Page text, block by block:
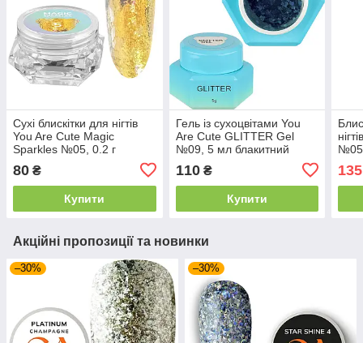
Сухі блискітки для нігтів
You Are Cute Magic
Sparkles №05, 0.2 г
80 ₴
Купити
Гель із сухоцвітами You
Are Cute GLITTER Gel
№09, 5 мл блакитний
110₴
Купити
135
Акційні пропозиції та новинки
–30% –30%